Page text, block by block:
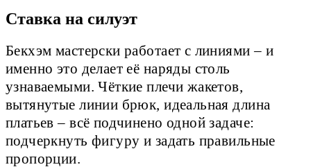
Ставка на силуэт
Бекхэм мастерски работает с линиями – и
именно это делает её наряды столь
узнаваемыми. Чёткие плечи жакетов,
вытянутые линии брюк, идеальная длина
платьев – всё подчинено одной задаче:
подчеркнуть фигуру и задать правильные
пропорции.